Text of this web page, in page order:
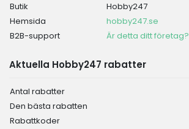
Butik
Hobby247
Hemsida
hobby247.se
B2B-support
Är detta ditt företag?
Aktuella Hobby247 rabatter
Antal rabatter
Den bästa rabatten
Rabattkoder